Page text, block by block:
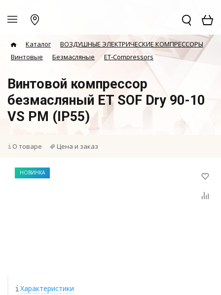
Каталог
ВОЗДУШНЫЕ ЭЛЕКТРИЧЕСКИЕ КОМПРЕССОРЫ
Винтовые
Безмасляные ET-Compressors
Винтовой компрессор
безмасляный ET SOF Dry 90-10
VS PM (IP55)
О товаре Цена и заказ
НОВИНКА
Характеристики